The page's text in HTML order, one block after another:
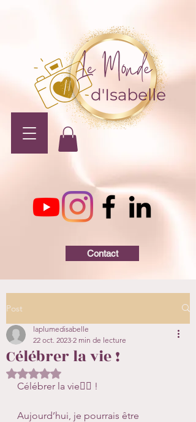
Contact
Post
Célébrer la vie !
laplumedisabelle
22 oct. 2023 2 min de lecture
Noté NaN étoiles sur 5.
Célébrer la vie🧚‍♂️ !
Aujourd’hui, je pourrais être